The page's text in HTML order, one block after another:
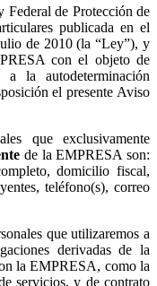
de Protección de
publicada en el
de 2010 (la “Ley”), y
con el objeto de
la autodeterminación
el presente Aviso
que exclusivamente
de la EMPRESA son:
domicilio fiscal,
teléfono(s), correo
que utilizaremos a
derivadas de la
la EMPRESA, como la
servicios, y de contrato